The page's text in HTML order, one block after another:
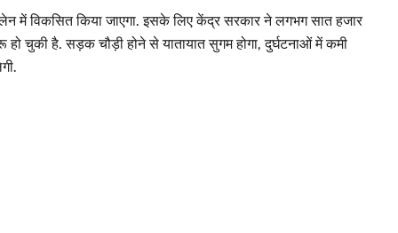
लेन में विकसित किया जाएगा. इसके लिए केंद्र सरकार ने लगभग सात हजार
चुकी है. सड़क चौड़ी होने से यातायात सुगम होगा, दुर्घटनाओं में कमी